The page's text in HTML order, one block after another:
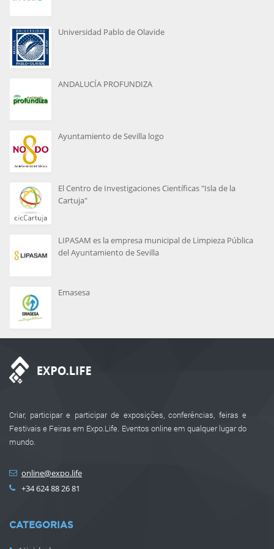
Universidad Pablo de Olavide
ANDALUCÍA PROFUNDIZA
Ayuntamiento de Sevilla logo
El Centro de Investigaciones Científicas "Isla de la
Cartuja"
LIPASAM es la empresa municipal de Limpieza Pública
del Ayuntamiento de Sevilla
Emasesa
Criar, participar e participar de exposições, conferências, feiras e
Festivais e Feiras em Expo.Life. Eventos online em qualquer lugar do
mundo.
online@expo.life
+34 624 88 26 81
CATEGORIAS